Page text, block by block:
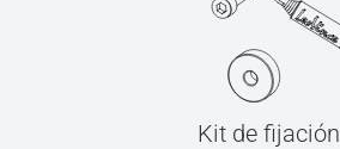
Kit de fijación